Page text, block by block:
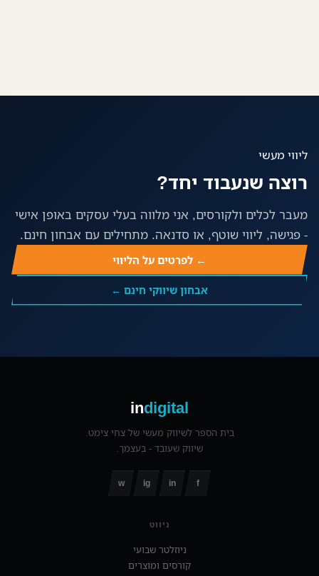
ליווי מעשי
רוצה שנעבוד יחד?
מעבר לכלים ולקורסים, אני מלווה בעלי עסקים באופן אישי
- פגישה, ליווי שוטף, או סדנאה. מתחילים עם אבחון חינם.
← לפרטים על הליווי
אבחון שיווקי חינם ←
indigital
בית הספר לשיווק מעשי של צחי צימט.
שיווק שעובד - בעצמך.
f
in
ig
w
ניווט
ניוזלטר שבועי
קורסים ומוצרים